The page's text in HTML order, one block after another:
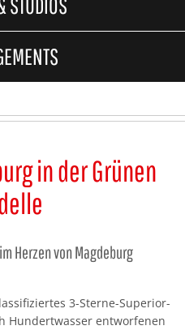
STUDIOS
in der Grünen
Herzen von Magdeburg
3-Sterne-Superior-
Hundertwasser entworfenen